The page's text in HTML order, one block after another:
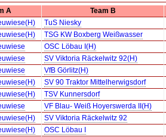
A Team B
TuS Niesky
TSG KW Boxberg Weißwasser
OSC Löbau I(H)
SV Viktoria Räckelwitz 92(H)
VfB Görlitz(H)
SV 90 Traktor Mittelherwigsdorf
TSV Kunnersdorf
VF Blau- Weiß Hoyerswerda II(H)
SV Viktoria Räckelwitz 92
OSC Löbau I